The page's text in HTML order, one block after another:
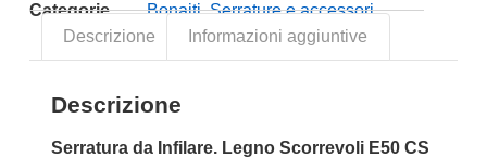
Categorie
Bonaiti,Serrature e accessori
Descrizione
Informazioni aggiuntive
Descrizione
Serratura da Infilare. Legno Scorrevoli E50 CS